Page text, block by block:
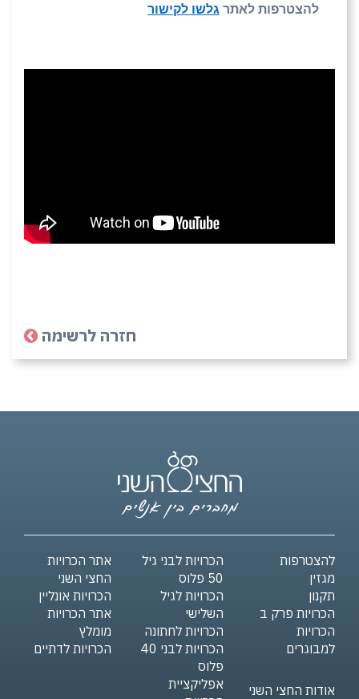
להצטרפות לאתר גלשו לקישור
חזרה לרשימה
אתר הכרויות
החצי השני
הכרויות אונליין
אתר הכרויות
מומלץ
הכרויות לדתיים
הכרויות לבני גיל
50 פלוס
הכרויות לגיל
השלישי
הכרויות לחתונה
הכרויות לבני 40
פלוס
אפליקציית
להצטרפות
מגזין
תקנון
הכרויות פרק ב
הכרויות
למבוגרים
אודות החצי השני